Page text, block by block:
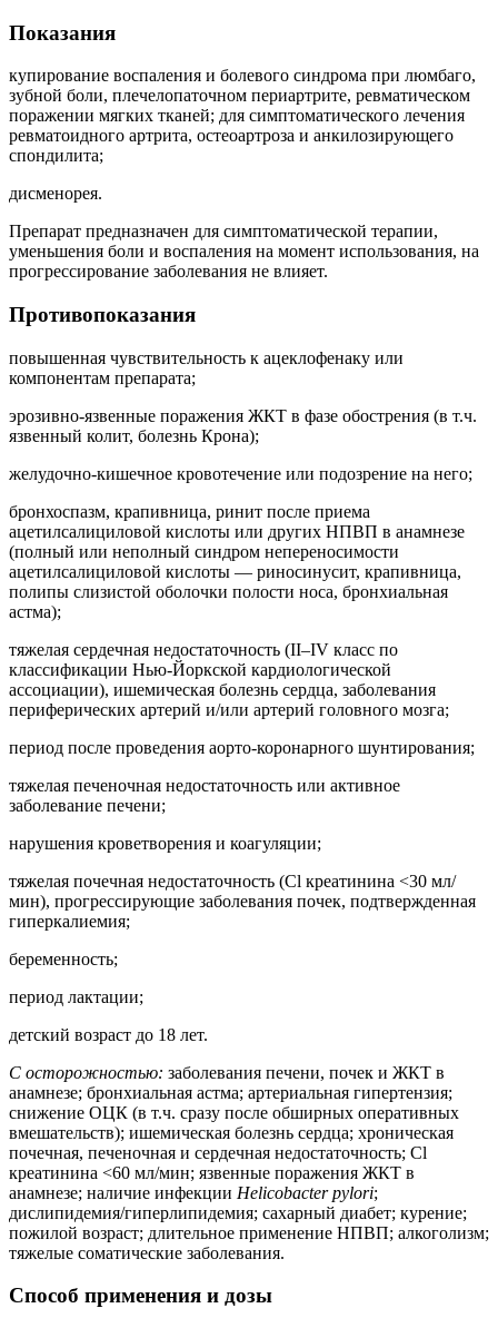
Показания
купирование воспаления и болевого синдрома при люмбаго,
зубной боли, плечелопаточном периартрите, ревматическом
поражении мягких тканей; для симптоматического лечения
ревматоидного артрита, остеоартроза и анкилозирующего
спондилита;
дисменорея.
Препарат предназначен для симптоматической терапии,
уменьшения боли и воспаления на момент использования, на
прогрессирование заболевания не влияет.
Противопоказания
повышенная чувствительность к ацеклофенаку или
компонентам препарата;
эрозивно-язвенные поражения ЖКТ в фазе обострения (в т.ч.
язвенный колит, болезнь Крона);
желудочно-кишечное кровотечение или подозрение на него;
бронхоспазм, крапивница, ринит после приема
ацетилсалициловой кислоты или других НПВП в анамнезе
(полный или неполный синдром непереносимости
ацетилсалициловой кислоты — риносинусит, крапивница,
полипы слизистой оболочки полости носа, бронхиальная
астма);
тяжелая сердечная недостаточность (II–IV класс по
классификации Нью-Йоркской кардиологической
ассоциации), ишемическая болезнь сердца, заболевания
периферических артерий и/или артерий головного мозга;
период после проведения аорто-коронарного шунтирования;
тяжелая печеночная недостаточность или активное
заболевание печени;
нарушения кроветворения и коагуляции;
тяжелая почечная недостаточность (Cl креатинина <30 мл/
мин), прогрессирующие заболевания почек, подтвержденная
гиперкалиемия;
беременность;
период лактации;
детский возраст до 18 лет.
С осторожностью: заболевания печени, почек и ЖКТ в
анамнезе; бронхиальная астма; артериальная гипертензия;
снижение ОЦК (в т.ч. сразу после обширных оперативных
вмешательств); ишемическая болезнь сердца; хроническая
почечная, печеночная и сердечная недостаточность; Cl
креатинина <60 мл/мин; язвенные поражения ЖКТ в
анамнезе; наличие инфекции Helicobacter pylori;
дислипидемия/гиперлипидемия; сахарный диабет; курение;
пожилой возраст; длительное применение НПВП; алкоголизм;
тяжелые соматические заболевания.
Способ применения и дозы